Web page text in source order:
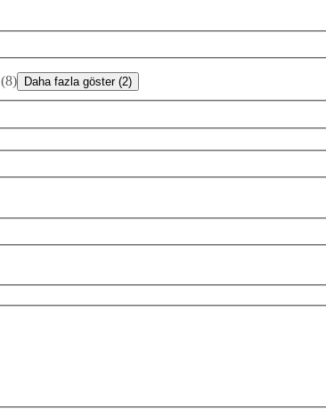
(8) Daha fazla göster (2)